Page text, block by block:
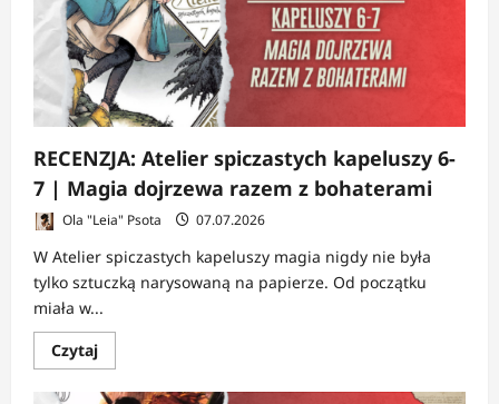
RECENZJA: Atelier spiczastych kapeluszy 6-
7 | Magia dojrzewa razem z bohaterami
Ola "Leia" Psota 07.07.2026
W Atelier spiczastych kapeluszy magia nigdy nie była
tylko sztuczką narysowaną na papierze. Od początku
miała w...
CzytajDowiedz
się
o